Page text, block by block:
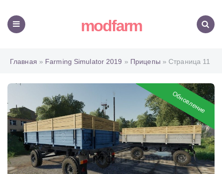
modfarm
Главная » Farming Simulator 2019 » Прицепы » Страница 11
Обновление